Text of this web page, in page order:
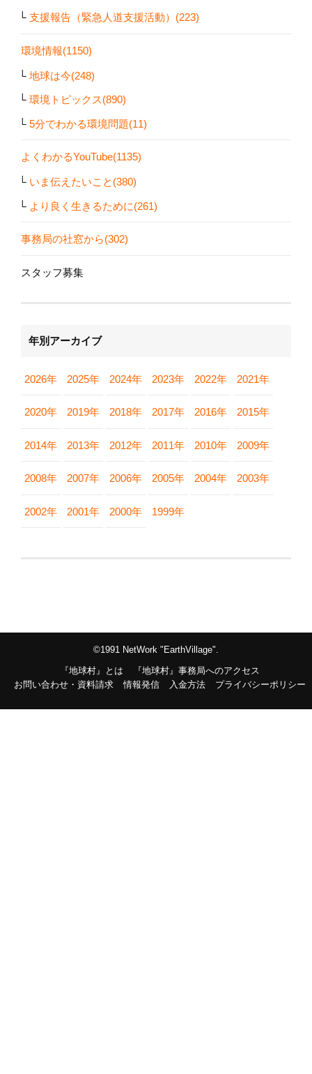
支援報告（緊急人道支援活動）(223)
環境情報(1150)
地球は今(248)
環境トピックス(890)
5分でわかる環境問題(11)
よくわかるYouTube(1135)
いま伝えたいこと(380)
より良く生きるために(261)
事務局の社窓から(302)
スタッフ募集
年別アーカイブ
2026年 2025年 2024年 2023年 2022年 2021年
2020年 2019年 2018年 2017年 2016年 2015年
2014年 2013年 2012年 2011年 2010年 2009年
2008年 2007年 2006年 2005年 2004年 2003年
2002年 2001年 2000年 1999年
©1991 NetWork "EarthVillage".
『地球村』とは
『地球村』事務局へのアクセス
お問い合わせ・資料請求
情報発信 入金方法 プライバシーポリシー